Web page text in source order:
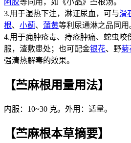
阿胶等同用，如《小品》苎根汤。
3.用于湿热下注，淋证尿血，可与滑
根、 小蓟、 蒲黄等利尿通淋之品同用
4.用于痈肿疮毒、痔疮肿痛、蛇虫咬
服，渣敷患处；也可配金银花、野菊
强清热解毒的效果。
【苎麻根用量用法】
内服：10~30 克。外用：适量。
【苎麻根本草摘要】